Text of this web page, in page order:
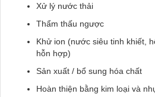
Xử lý nước thải
Thẩm thấu ngược
Khử ion (nước siêu tinh khiết,
hỗn hợp)
Sản xuất / bổ sung hóa chất
Hoàn thiện bằng kim loại và